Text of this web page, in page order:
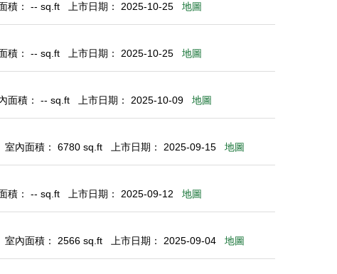
積： -- sq.ft 上市日期： 2025-10-25 地圖
積： -- sq.ft 上市日期： 2025-10-25 地圖
面積： -- sq.ft 上市日期： 2025-10-09 地圖
室內面積： 6780 sq.ft 上市日期： 2025-09-15 地圖
積： -- sq.ft 上市日期： 2025-09-12 地圖
室內面積： 2566 sq.ft 上市日期： 2025-09-04 地圖